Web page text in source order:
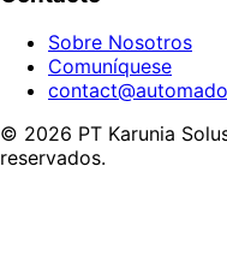
Sobre Nosotros
Comuníquese
© 2026 PT Karunia
reservados.